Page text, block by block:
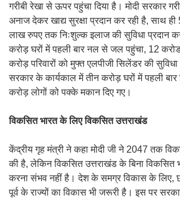
गरीबी रेखा से ऊपर पहुंचा दिया है। मोदी सरकार
अनाज देकर खाद्य सुरक्षा प्रदान कर रही है, साथ
लाख रुपए तक निःशुल्क इलाज की सुविधा प्रदान
करोड़ घरों में पहली बार नल से जल पहुंचा, 12
करोड़ परिवारों को मुफ्त एलपीजी सिलेंडर की सुविधा
सरकार के कार्यकाल में तीन करोड़ घरों में पहली बार
करोड़ लोगों को पक्के मकान दिए गए।
विकसित भारत के लिए विकसित उत्तराखंड
केंद्रीय गृह मंत्री ने कहा मोदी जी ने 2047 तक
की है, लेकिन विकसित उत्तराखंड के बिना विकसित
करना संभव नहीं है। देश के समग्र विकास के लिए,
पूर्व के राज्यों का विकास भी जरूरी है। इस पर